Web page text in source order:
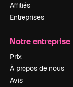
Affiliés
Entreprises
Notre entreprise
Prix
À propos de nous
Avis